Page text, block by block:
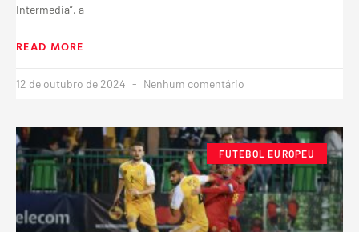
Intermedia”, a
READ MORE
12 de outubro de 2024 Nenhum comentário
FUTEBOL EUROPEU